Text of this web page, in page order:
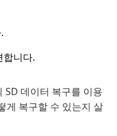
합니다.
데이터 복구를 이용
게 복구할 수 있는지 살